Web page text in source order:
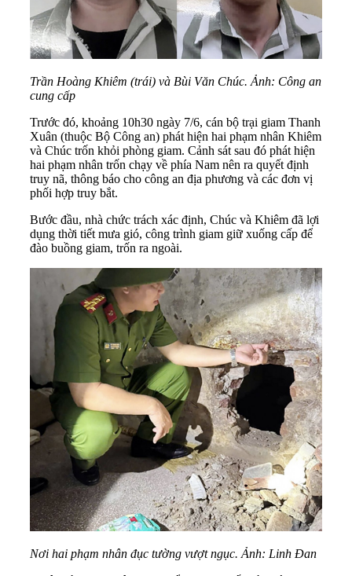
Trần Hoàng Khiêm (trái) và Bùi Văn Chúc. Ảnh: Công an
cung cấp
Trước đó, khoảng 10h30 ngày 7/6, cán bộ trại giam Thanh
Xuân (thuộc Bộ Công an) phát hiện hai phạm nhân Khiêm
và Chúc trốn khỏi phòng giam. Cảnh sát sau đó phát hiện
hai phạm nhân trốn chạy về phía Nam nên ra quyết định
truy nã, thông báo cho công an địa phương và các đơn vị
phối hợp truy bắt.
Bước đầu, nhà chức trách xác định, Chúc và Khiêm đã lợi
dụng thời tiết mưa gió, công trình giam giữ xuống cấp để
đào buồng giam, trốn ra ngoài.
Nơi hai phạm nhân đục tường vượt ngục. Ảnh: Linh Đan